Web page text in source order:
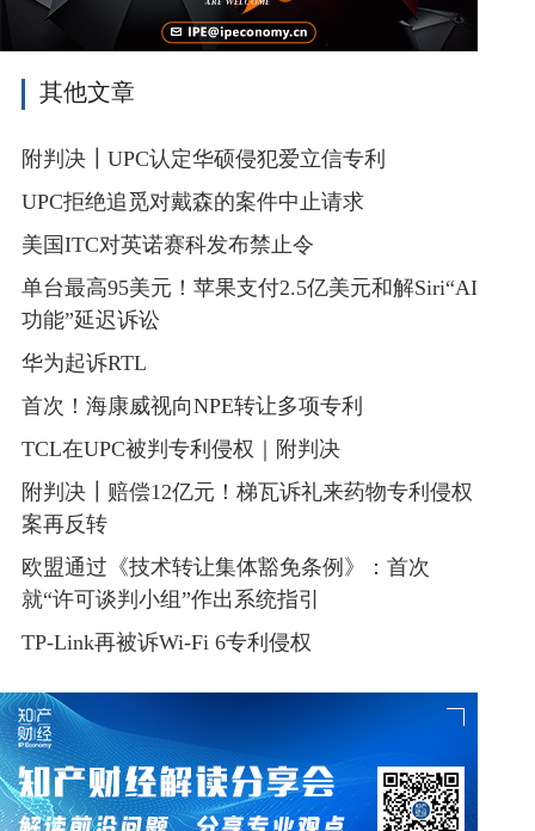
其他文章
附判决┃UPC认定华硕侵犯爱立信专利
UPC拒绝追觅对戴森的案件中止请求
美国ITC对英诺赛科发布禁止令
单台最高95美元！苹果支付2.5亿美元和解Siri“AI
功能”延迟诉讼
华为起诉RTL
首次！海康威视向NPE转让多项专利
TCL在UPC被判专利侵权｜附判决
附判决┃赔偿12亿元！梯瓦诉礼来药物专利侵权
案再反转
欧盟通过《技术转让集体豁免条例》：首次
就“许可谈判小组”作出系统指引
TP-Link再被诉Wi-Fi 6专利侵权